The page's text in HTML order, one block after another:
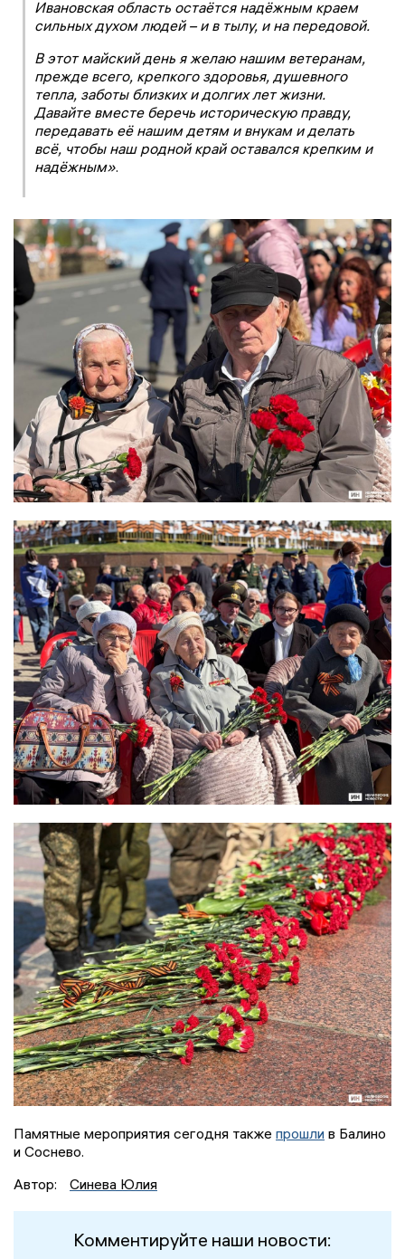
Ивановская область остаётся надёжным краем
сильных духом людей – и в тылу, и на передовой.
В этот майский день я желаю нашим ветеранам,
прежде всего, крепкого здоровья, душевного
тепла, заботы близких и долгих лет жизни.
Давайте вместе беречь историческую правду,
передавать её нашим детям и внукам и делать
всё, чтобы наш родной край оставался крепким и
надёжным».
Памятные мероприятия сегодня также прошли в Балино
и Соснево.
Автор:
Синева Юлия
Комментируйте наши новости: